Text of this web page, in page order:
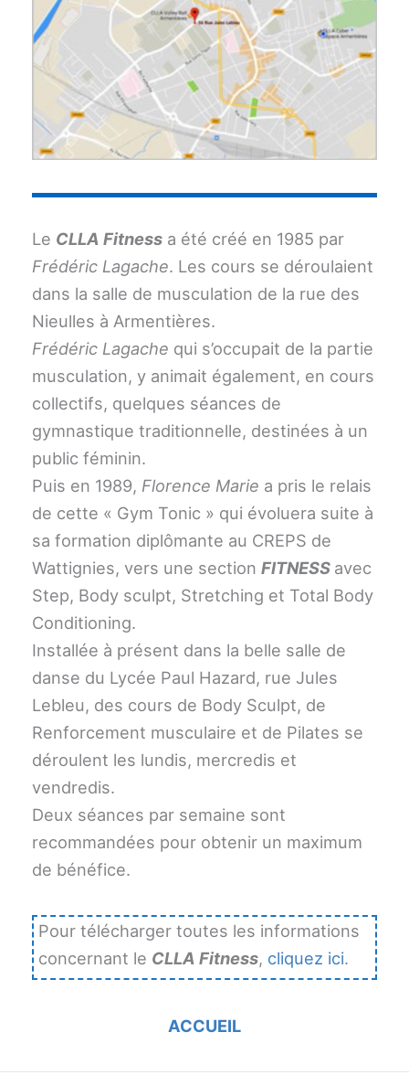
Le CLLA Fitness a été créé en 1985 par
Frédéric Lagache. Les cours se déroulaient
dans la salle de musculation de la rue des
Nieulles à Armentières.
Frédéric Lagache qui s’occupait de la partie
musculation, y animait également, en cours
collectifs, quelques séances de
gymnastique traditionnelle, destinées à un
public féminin.
Puis en 1989, Florence Marie a pris le relais
de cette « Gym Tonic » qui évoluera suite à
sa formation diplômante au CREPS de
Wattignies, vers une section FITNESS avec
Step, Body sculpt, Stretching et Total Body
Conditioning.
Installée à présent dans la belle salle de
danse du Lycée Paul Hazard, rue Jules
Lebleu, des cours de Body Sculpt, de
Renforcement musculaire et de Pilates se
déroulent les lundis, mercredis et
vendredis.
Deux séances par semaine sont
recommandées pour obtenir un maximum
de bénéfice.
Pour télécharger toutes les informations
concernant le CLLA Fitness, cliquez ici.
ACCUEIL